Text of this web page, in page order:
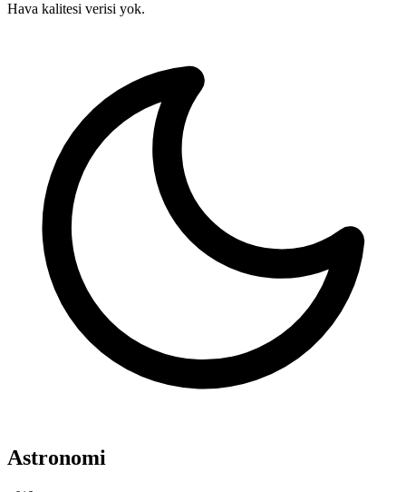
Hava kalitesi verisi yok.
Astronomi